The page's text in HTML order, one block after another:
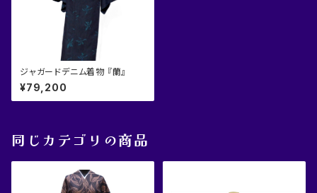
ジャガードデニム着物 『蘭』
¥79,200
同じカテゴリの商品